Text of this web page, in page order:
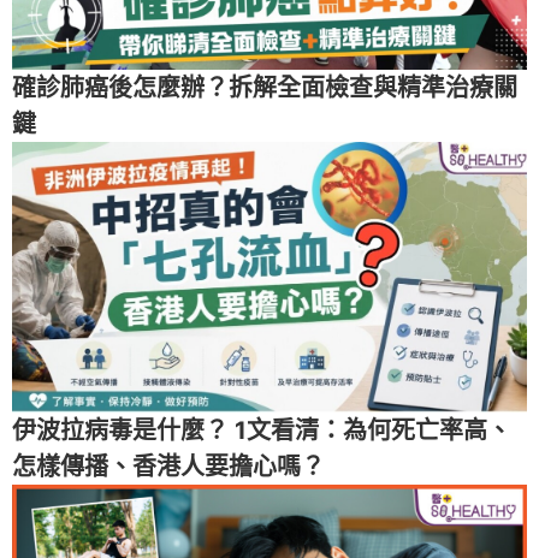
確診肺癌後怎麼辦？拆解全面檢查與精準治療關
鍵
伊波拉病毒是什麼？ 1文看清：為何死亡率高、
怎樣傳播、香港人要擔心嗎？